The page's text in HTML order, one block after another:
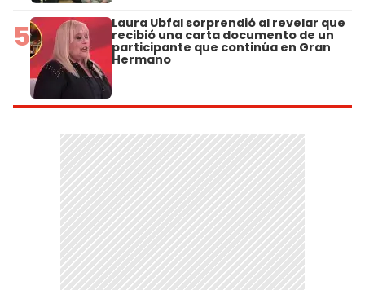
5 Laura Ubfal sorprendió al revelar que
recibió una carta documento de un
participante que continúa en Gran
Hermano